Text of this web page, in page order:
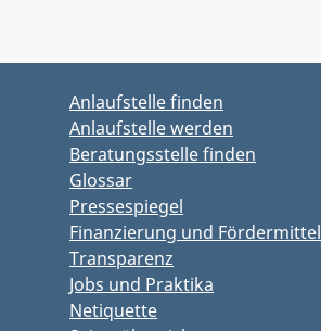
Anlaufstelle finden
Anlaufstelle werden
Beratungsstelle finden
Glossar
Pressespiegel
Finanzierung und Fördermittel
Transparenz
Jobs und Praktika
Netiquette